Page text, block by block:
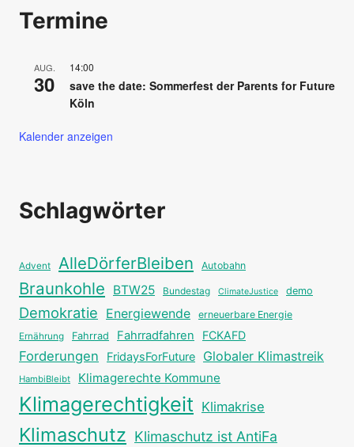
Termine
AUG.
30
14:00
save the date: Sommerfest der Parents for Future
Köln
Kalender anzeigen
Schlagwörter
Advent AlleDörferBleiben Autobahn
Braunkohle BTW25 Bundestag ClimateJustice demo
Demokratie Energiewende erneuerbare Energie
Ernährung Fahrrad Fahrradfahren FCKAFD
Forderungen FridaysForFuture Globaler Klimastreik
HambiBleibt Klimagerechte Kommune
Klimagerechtigkeit Klimakrise
Klimaschutz Klimaschutz ist AntiFa